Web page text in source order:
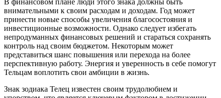
внимательными к своим расходам и доходам. Год может
принести новые способы увеличения благосостояния и
инвестиционные возможности. Однако следует избегать
непродуманных финансовых решений и стараться сохранять
контроль над своим бюджетом. Некоторым может
представиться шанс повышения или перехода на более
перспективную работу. Энергия и уверенность в себе помогут
Тельцам воплотить свои амбиции в жизнь.
Знак зодиака Телец известен своим трудолюбием и